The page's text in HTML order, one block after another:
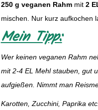
250 g veganen Rahmmit 2
mischen. Nur kurz aufkochen
Mein Tipp:
Wer keinen veganen Rahm
mit 2-4 EL Mehl stauben, gut
aufgießen. Nimmt man
Karotten, Zucchini, Paprika